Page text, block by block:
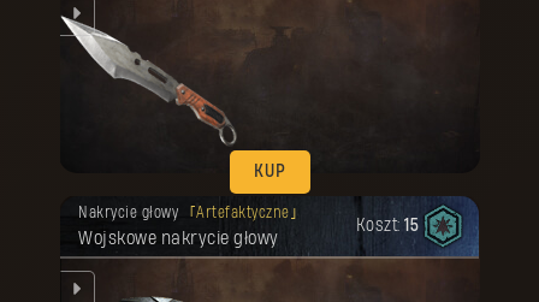
KUP
Nakrycie głowy Artefaktyczne
Wojskowe nakrycie głowy
Koszt: 15
Twoja nagroda została odblokowana.